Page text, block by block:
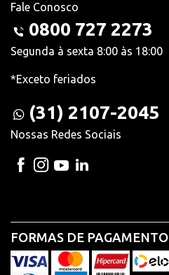
Fale Conosco
0800 727 2273
Segunda à sexta 8:00 às 18:00
*Exceto feriados
(31) 2107-2045
Nossas Redes Sociais
FORMAS DE PAGAMENTO